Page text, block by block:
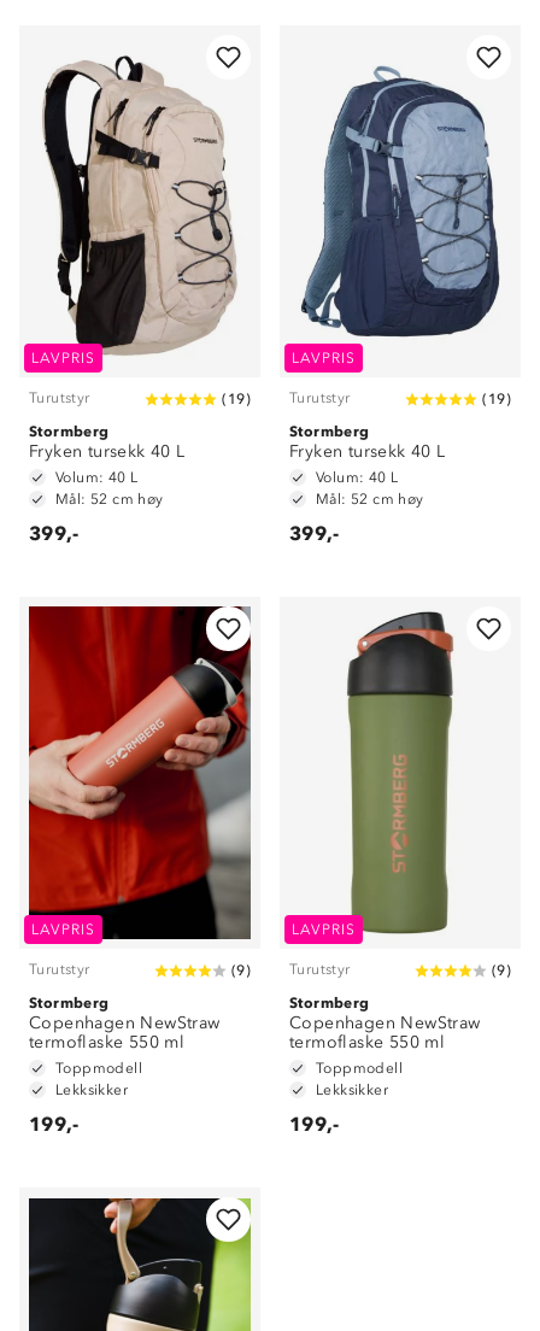
LAVPRIS
Turutstyr ( 19)
Stormberg
Fryken tursekk 40 L
Volum: 40 L
Mål: 52 cm høy
399,-
LAVPRIS
Turutstyr ( 19)
Stormberg
Fryken tursekk 40 L
Volum: 40 L
Mål: 52 cm høy
399,-
LAVPRIS
Turutstyr (9)
Stormberg
Copenhagen NewStraw
termoflaske 550 ml
Toppmodell
Lekksikker
199,-
LAVPRIS
Turutstyr (9)
Stormberg
Copenhagen NewStraw
termoflaske 550 ml
Toppmodell
Lekksikker
199,-